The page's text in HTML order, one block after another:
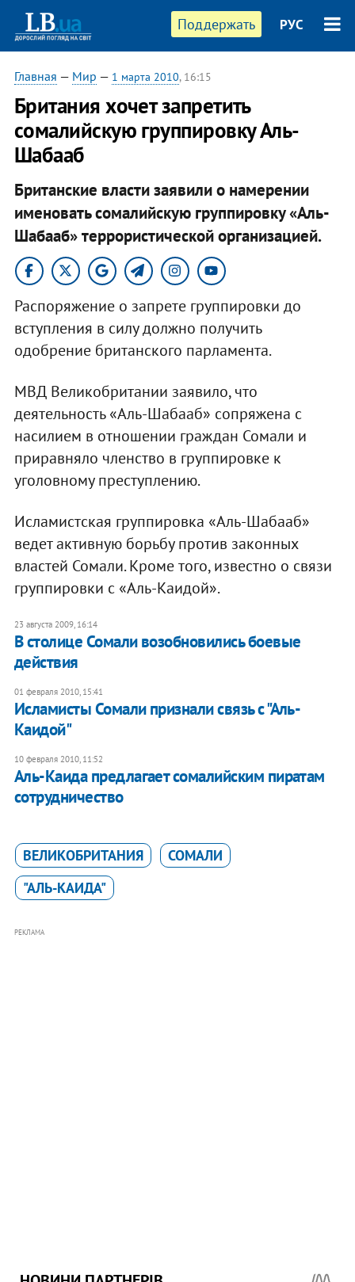
Поддержать РУС
Главная — Мир — 1 марта 2010, 16:15
Британия хочет запретить
сомалийскую группировку Аль-
Шабааб
Британские власти заявили о намерении
именовать сомалийскую группировку «Аль-
Шабааб» террористической организацией.
Распоряжение о запрете группировки до
вступления в силу должно получить
одобрение британского парламента.
МВД Великобритании заявило, что
деятельность «Аль-Шабааб» сопряжена с
насилием в отношении граждан Сомали и
приравняло членство в группировке к
уголовному преступлению.
Исламистская группировка «Аль-Шабааб»
ведет активную борьбу против законных
властей Сомали. Кроме того, известно о связи
группировки с «Аль-Каидой».
23 августа 2009, 16:14
В столице Сомали возобновились боевые
действия
01 февраля 2010, 15:41
Исламисты Сомали признали связь с "Аль-
Каидой"
10 февраля 2010, 11:52
Аль-Каида предлагает сомалийским пиратам
сотрудничество
ВЕЛИКОБРИТАНИЯ
СОМАЛИ
"АЛЬ-КАИДА"
РЕКЛАМА